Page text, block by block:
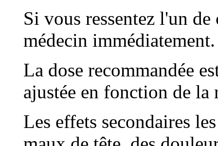
Si vous ressentez l'un
médecin immédiatement.
La dose recommandée
ajustée en fonction de
Les effets secondaires